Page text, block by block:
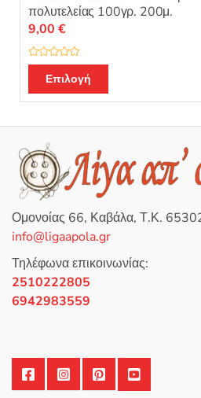
πολυτελείας 100γρ. 200μ.
Β
μ
ο
θ
η
κ
ε
μ
α
π
ό
5
9,00 €
Επιλογή
το
έχει
παραλλαγές.
Οι
μπορούν
να
επιλεγούν
Ομονοίας 66, Καβάλα, Τ.Κ.
info@ligaapola.gr
Τηλέφωνα επικοινωνίας:
2510222805
6942983559